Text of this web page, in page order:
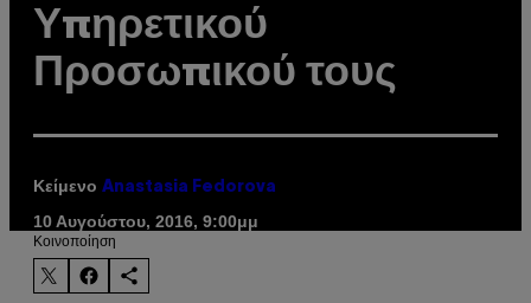
Υπηρετικού
Προσωπικού τους
Κείμενο Anastasia Fedorova
10 Αυγούστου, 2016, 9:00μμ
Kοινοποίηση